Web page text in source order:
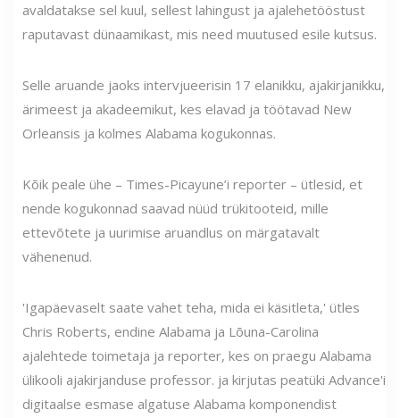
avaldatakse sel kuul, sellest lahingust ja ajalehetööstust
raputavast dünaamikast, mis need muutused esile kutsus.
Selle aruande jaoks intervjueerisin 17 elanikku, ajakirjanikku,
ärimeest ja akadeemikut, kes elavad ja töötavad New
Orleansis ja kolmes Alabama kogukonnas.
Kõik peale ühe – Times-Picayune’i reporter – ütlesid, et
nende kogukonnad saavad nüüd trükitooteid, mille
ettevõtete ja uurimise aruandlus on märgatavalt
vähenenud.
'Igapäevaselt saate vahet teha, mida ei käsitleta,' ütles
Chris Roberts, endine Alabama ja Lõuna-Carolina
ajalehtede toimetaja ja reporter, kes on praegu Alabama
ülikooli ajakirjanduse professor. ja kirjutas peatüki Advance'i
digitaalse esmase algatuse Alabama komponendist